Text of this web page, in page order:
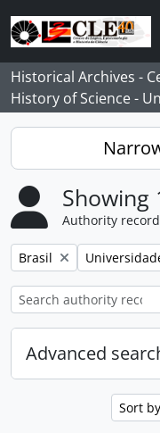
Skip to main content
Historical Archives -
History of Science -
Showing
Authority record
Remove filter:
Brasil Remove
Advanced
Sort